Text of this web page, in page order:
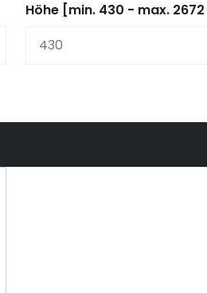
Höhe [min. 430 - max.